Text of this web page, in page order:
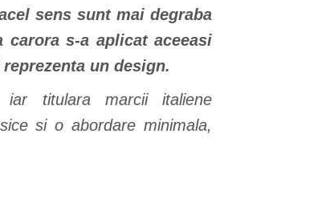
sens sunt mai degraba
s-a aplicat aceeasi
un design.
iar titulara marcii italiene
si o abordare minimala,